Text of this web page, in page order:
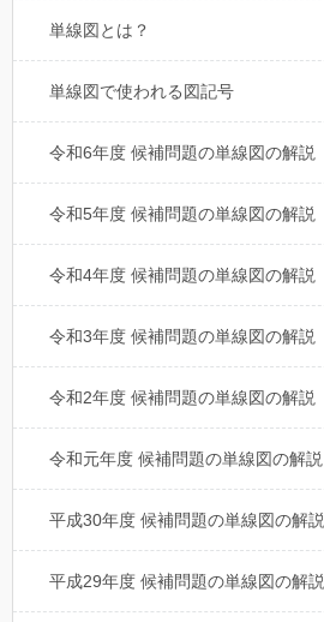
単線図とは？
単線図で使われる図記号
令和6年度 候補問題の単線図の解説
令和5年度 候補問題の単線図の解説
令和4年度 候補問題の単線図の解説
令和3年度 候補問題の単線図の解説
令和2年度 候補問題の単線図の解説
令和元年度 候補問題の単線図の解説
平成30年度 候補問題の単線図の解説
平成29年度 候補問題の単線図の解説